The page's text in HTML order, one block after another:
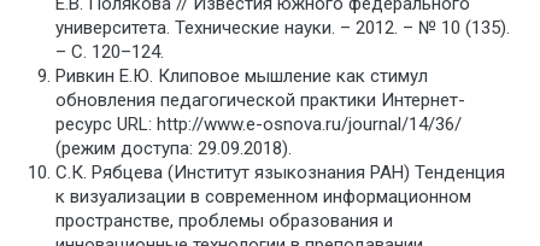
университета. Технические науки. – 2012. – № 10 (135).
– С. 120–124.
Ривкин Е.Ю. Клиповое мышление как стимул
обновления педагогической практики Интернет-
ресурс URL: http://www.e-osnova.ru/journal/14/36/
(режим доступа: 29.09.2018).
С.К. Рябцева (Институт языкознания РАН) Тенденция
к визуализации в современном информационном
пространстве, проблемы образования и